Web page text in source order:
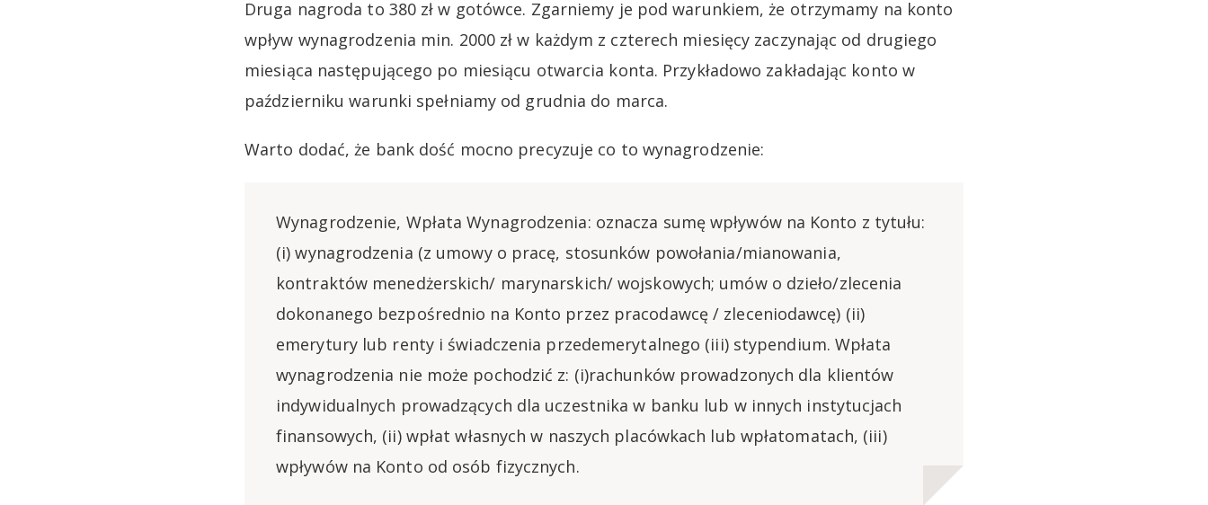
Druga nagroda to 380 zł w gotówce. Zgarniemy je pod warunkiem, że otrzymamy na konto
wpływ wynagrodzenia min. 2000 zł w każdym z czterech miesięcy zaczynając od drugiego
miesiąca następującego po miesiącu otwarcia konta. Przykładowo zakładając konto w
październiku warunki spełniamy od grudnia do marca.
Warto dodać, że bank dość mocno precyzuje co to wynagrodzenie:
Wynagrodzenie, Wpłata Wynagrodzenia: oznacza sumę wpływów na Konto z tytułu:
(i) wynagrodzenia (z umowy o pracę, stosunków powołania/mianowania,
kontraktów menedżerskich/ marynarskich/ wojskowych; umów o dzieło/zlecenia
dokonanego bezpośrednio na Konto przez pracodawcę / zleceniodawcę) (ii)
emerytury lub renty i świadczenia przedemerytalnego (iii) stypendium. Wpłata
wynagrodzenia nie może pochodzić z: (i)rachunków prowadzonych dla klientów
indywidualnych prowadzących dla uczestnika w banku lub w innych instytucjach
finansowych, (ii) wpłat własnych w naszych placówkach lub wpłatomatach, (iii)
wpływów na Konto od osób fizycznych.